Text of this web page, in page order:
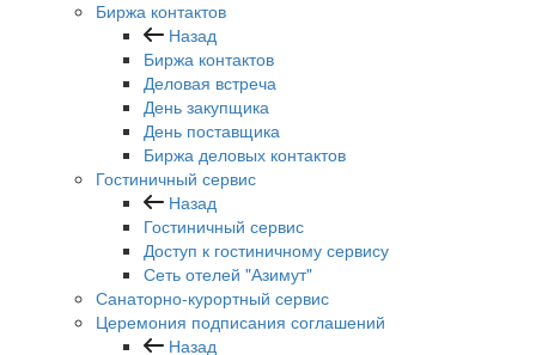
Биржа контактов
Назад
Биржа контактов
Деловая встреча
День закупщика
День поставщика
Биржа деловых контактов
Гостиничный сервис
Назад
Гостиничный сервис
Доступ к гостиничному сервису
Сеть отелей "Азимут"
Санаторно-курортный сервис
Церемония подписания соглашений
Назад